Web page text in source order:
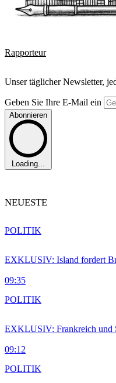
Rapporteur
Unser täglicher Newsletter,
Geben Sie Ihre E-Mail ein
Abonnieren
Loading...
NEUESTE
EXKLUSIV: Island fordert
09:35
POLITIK
EXKLUSIV: Frankreich und
09:12
POLITIK
POLITIK